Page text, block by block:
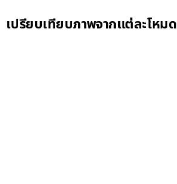
เปรียบเทียบภาพจากแต่ละโหมด